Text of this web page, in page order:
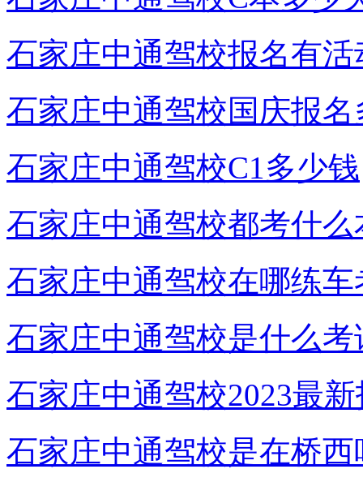
石家庄中通驾校报名有活
石家庄中通驾校国庆报名
石家庄中通驾校C1多少钱
石家庄中通驾校都考什么
石家庄中通驾校在哪练车
石家庄中通驾校是什么考
石家庄中通驾校2023最
石家庄中通驾校是在桥西